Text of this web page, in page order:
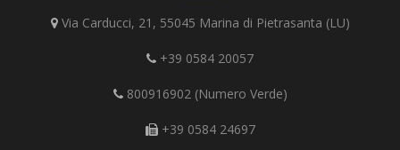
Via Carducci, 21, 55045 Marina di Pietrasanta (LU)
+39 0584 20057
800916902 (Numero Verde)
+39 0584 24697